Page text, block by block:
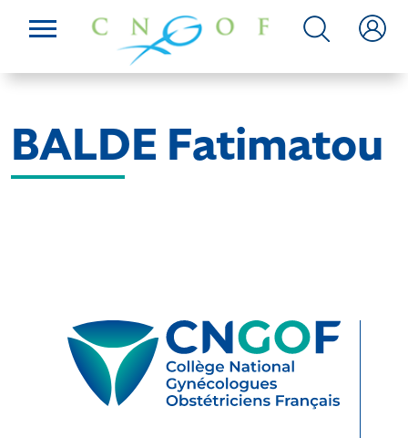
BALDE Fatimatou